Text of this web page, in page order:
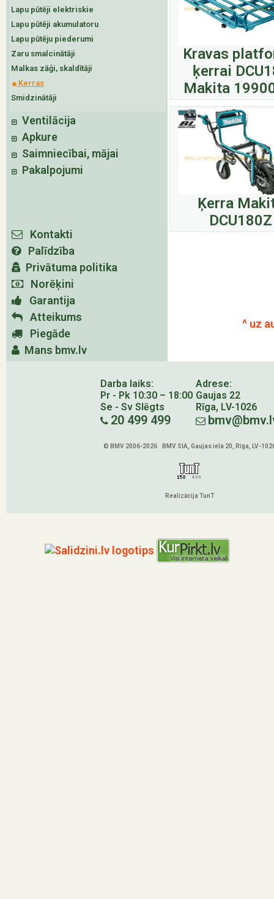
Lapu pūtēji elektriskie
Lapu pūtēji akumulatoru
Lapu pūtēju piederumi
Zaru smalcinātāji
Malkas zāģi, skaldītāji
Ķerras
Smidzinātāji
Ventilācija
Apkure
Saimniecībai, mājai
Pakalpojumi
Kontakti
Palīdzība
Privātuma politika
Norēķini
Garantija
Atteikums
Piegāde
Mans bmv.lv
Kravas
ķerrai
Makita
Ķerra
DCU180Z
^ uz
Darba laiks:
Pr - Pk 10:30 – 18:00
Se - Sv Slēgts
20 499 499
Adrese:
Gaujas 22
Rīga, LV-1026
© BMV 2006-2026 BMV SIA, Gaujas iela 20, Rīga, LV-
Realizācija TunT